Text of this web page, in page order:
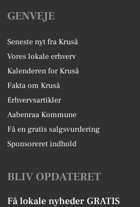
GENVEJE
Seneste nyt fra Kruså
Vores lokale erhverv
Kalenderen for Kruså
Fakta om Kruså
Erhvervsartikler
Aabenraa Kommune
Få en gratis salgsvurdering
Sponsoreret indhold
BLIV OPDATERET
Få lokale nyheder GRATIS